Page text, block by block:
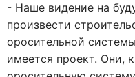
- Наше видение на
произвести
оросительной
имеется проект. Они,